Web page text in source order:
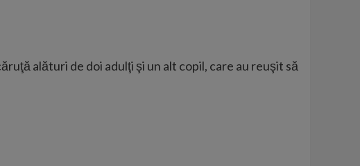
alături de doi adulţi şi un alt copil, care au reuşit să